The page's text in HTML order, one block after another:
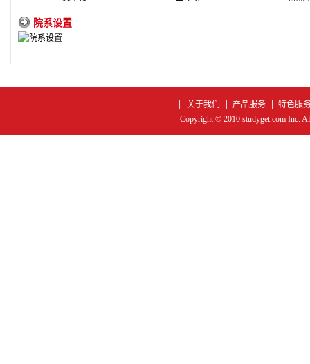
院系设置
关于我们 产品服务
特色服
Copyright © 2010 studyget.com Inc.